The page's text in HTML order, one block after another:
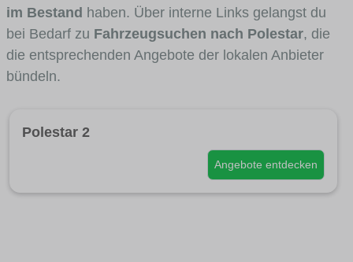
im Bestand haben. Über interne Links gelangst du
bei Bedarf zu Fahrzeugsuchen nach Polestar, die
die entsprechenden Angebote der lokalen Anbieter
bündeln.
Polestar 2
Angebote entdecken